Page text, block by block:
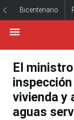
Bicentenario
El
vivienda y
aguas